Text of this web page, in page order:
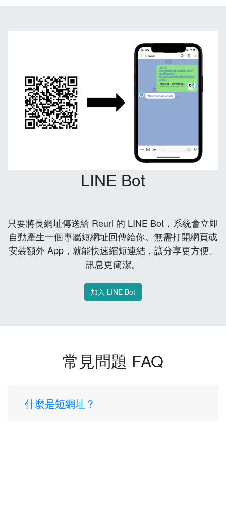
LINE Bot
只要將長網址傳送給 Reurl 的 LINE Bot，系統會立即
自動產生一個專屬短網址回傳給你。無需打開網頁或
安裝額外 App，就能快速縮短連結，讓分享更方便、
訊息更簡潔。
加入 LINE Bot
常見問題 FAQ
什麼是短網址？